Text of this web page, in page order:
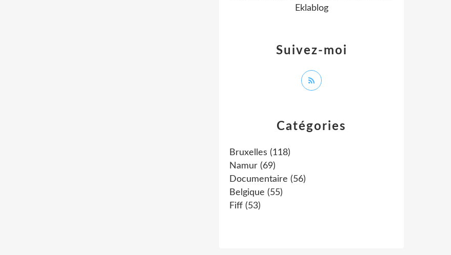
Catégories
Bruxelles (118)
Namur (69)
Documentaire (56)
Belgique (55)
Fiff (53)
Suivez-moi
Eklablog